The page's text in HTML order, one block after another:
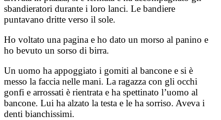
sbandieratori durante i loro lanci. Le bandiere
puntavano dritte verso il sole.
Ho voltato una pagina e ho dato un morso al panino e
ho bevuto un sorso di birra.
Un uomo ha appoggiato i gomiti al bancone e si è
messo la faccia nelle mani. La ragazza con gli occhi
gonfi e arrossati è rientrata e ha spettinato l’uomo al
bancone. Lui ha alzato la testa e le ha sorriso. Aveva i
denti bianchissimi.